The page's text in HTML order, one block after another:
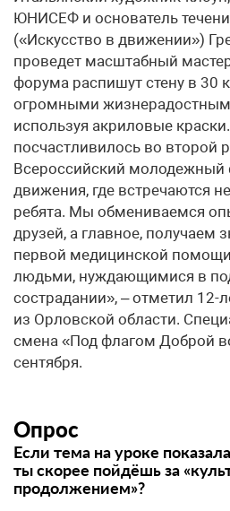
ЮНИСЕФ и основатель
(«Искусство в движении»)
проведет масштабный
форума распишут стену в 30
огромными
используя акриловые
посчастливилось во второй
Всероссийский молодежный
движения, где встречаются
ребята. Мы обмениваемся
друзей, а главное, получаем
первой медицинской
людьми, нуждающимися в
сострадании», – отметил 12-
из Орловской области.
смена «Под флагом Доброй
сентября.
Опрос
Если тема на уроке
ты скорее пойдёшь за
продолжением»?